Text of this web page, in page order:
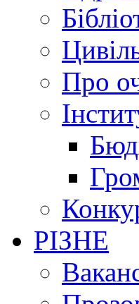
Про
РІЗНЕ